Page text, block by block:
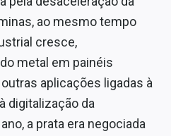
ao mesmo tempo
cresce,
metal em painéis
aplicações ligadas à
digitalização da
a prata era negociada